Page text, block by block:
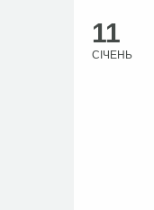
11
СІЧЕНЬ